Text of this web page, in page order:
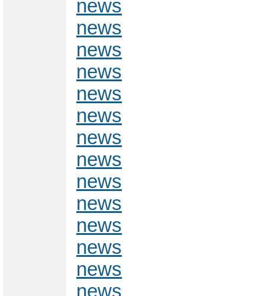
news
news
news
news
news
news
news
news
news
news
news
news
news
news